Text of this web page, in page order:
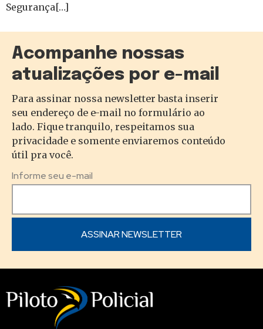
Segurança[…]
Acompanhe nossas
atualizações por e-mail
Para assinar nossa newsletter basta inserir
seu endereço de e-mail no formulário ao
lado. Fique tranquilo, respeitamos sua
privacidade e somente enviaremos conteúdo
útil pra você.
Informe seu e-mail